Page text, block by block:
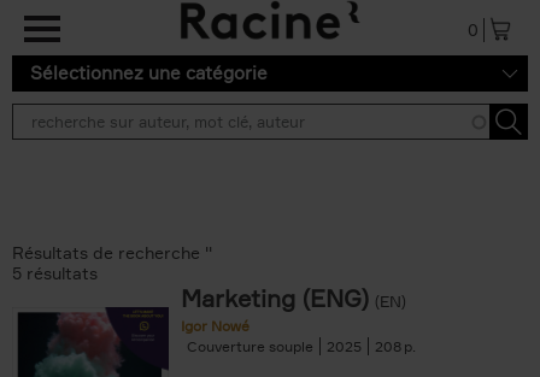
Aller au contenu principal
0
Sélectionnez une catégorie
Résultats de recherche ''
5 résultats
Marketing (ENG) (EN)
Igor Nowé
Couverture souple
2025 208